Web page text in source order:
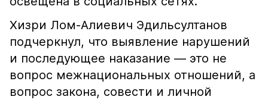
Хизри Лом-Алиевич Эдильсултанов
подчеркнул, что выявление нарушений
и последующее наказание — это не
вопрос межнациональных отношений, а
вопрос закона, совести и личной